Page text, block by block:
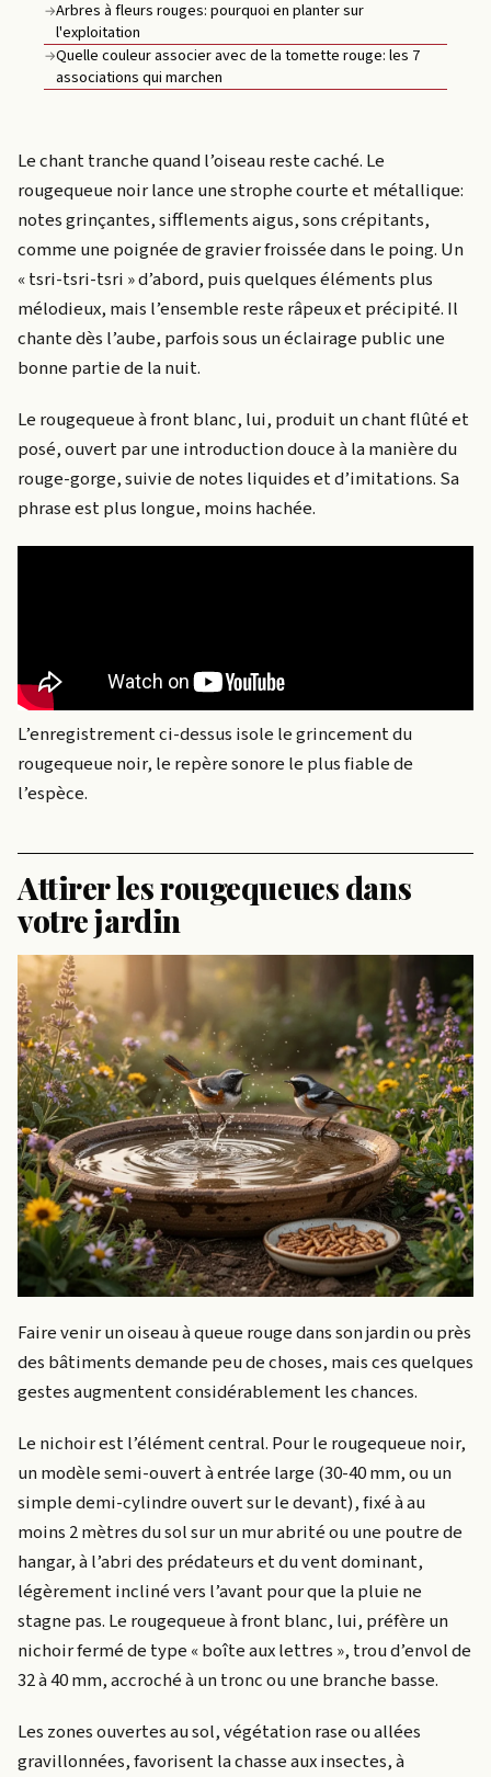
→Arbres à fleurs rouges: pourquoi en planter sur
l'exploitation
→Quelle couleur associer avec de la tomette rouge: les 7
associations qui marchen
Le chant tranche quand l’oiseau reste caché. Le
rougequeue noir lance une strophe courte et métallique:
notes grinçantes, sifflements aigus, sons crépitants,
comme une poignée de gravier froissée dans le poing. Un
« tsri-tsri-tsri » d’abord, puis quelques éléments plus
mélodieux, mais l’ensemble reste râpeux et précipité. Il
chante dès l’aube, parfois sous un éclairage public une
bonne partie de la nuit.
Le rougequeue à front blanc, lui, produit un chant flûté et
posé, ouvert par une introduction douce à la manière du
rouge-gorge, suivie de notes liquides et d’imitations. Sa
phrase est plus longue, moins hachée.
L’enregistrement ci-dessus isole le grincement du
rougequeue noir, le repère sonore le plus fiable de
l’espèce.
Attirer les rougequeues dans
votre jardin
Faire venir un oiseau à queue rouge dans son jardin ou près
des bâtiments demande peu de choses, mais ces quelques
gestes augmentent considérablement les chances.
Le nichoir est l’élément central. Pour le rougequeue noir,
un modèle semi-ouvert à entrée large (30-40 mm, ou un
simple demi-cylindre ouvert sur le devant), fixé à au
moins 2 mètres du sol sur un mur abrité ou une poutre de
hangar, à l’abri des prédateurs et du vent dominant,
légèrement incliné vers l’avant pour que la pluie ne
stagne pas. Le rougequeue à front blanc, lui, préfère un
nichoir fermé de type « boîte aux lettres », trou d’envol de
32 à 40 mm, accroché à un tronc ou une branche basse.
Les zones ouvertes au sol, végétation rase ou allées
gravillonnées, favorisent la chasse aux insectes, à